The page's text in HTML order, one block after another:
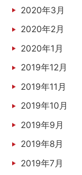
2020年3月
2020年2月
2020年1月
2019年12月
2019年11月
2019年10月
2019年9月
2019年8月
2019年7月